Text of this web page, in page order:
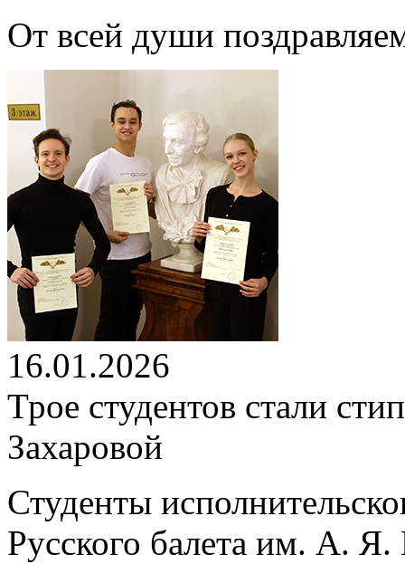
От всей души
16.01.2026
Трое студентов стали
Захаровой
Студенты
Русского балета им. А.